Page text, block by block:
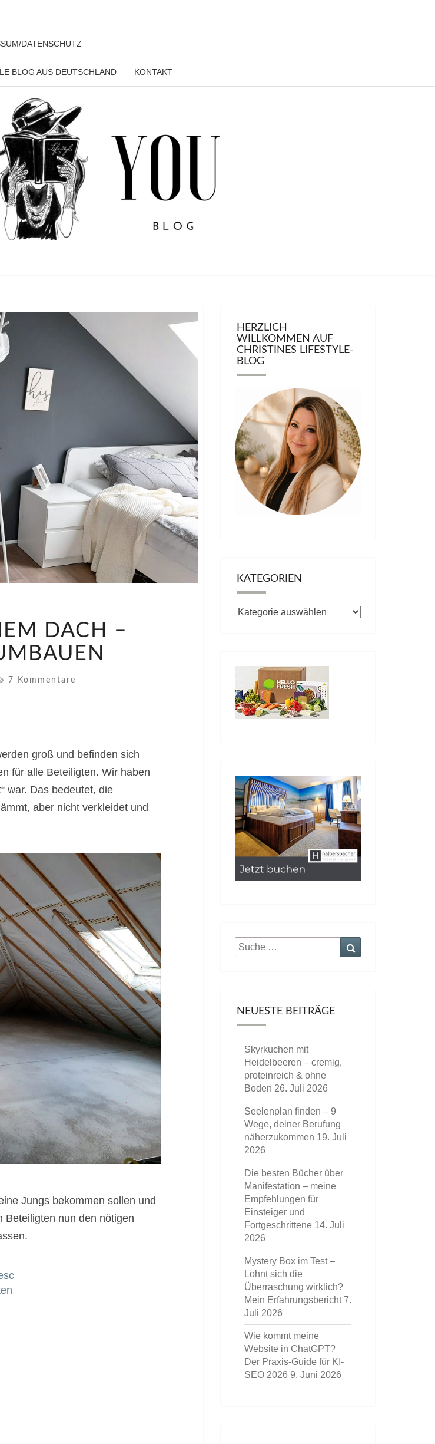
DATENSCHUTZ
BLOG AUS DEUTSCHLAND KONTAKT
PRETTY
YOU
DACH –
Kommentare
7 Kommentare
groß und befinden sich
für alle Beteiligten. Wir haben
war. Das bedeutet, die
aber nicht verkleidet und
Jungs bekommen sollen und
Beteiligten nun den nötigen
HERZLICH
WILLKOMMEN AUF
CHRISTINES LIFESTYLE-
BLOG
KATEGORIEN
Kategorien
Suche
nach:
NEUESTE BEITRÄGE
Skyrkuchen mit
Heidelbeeren – cremig,
proteinreich & ohne
Boden 26. Juli 2026
Seelenplan finden – 9
Wege, deiner Berufung
näherzukommen 19. Juli
2026
Die besten Bücher über
Manifestation – meine
Empfehlungen für
Einsteiger und
Fortgeschrittene 14. Juli
2026
Mystery Box im Test –
Lohnt sich die
Überraschung wirklich?
Mein Erfahrungsbericht 7.
Juli 2026
Wie kommt meine
Website in ChatGPT?
Der Praxis-Guide für KI-
SEO 2026 9. Juni 2026